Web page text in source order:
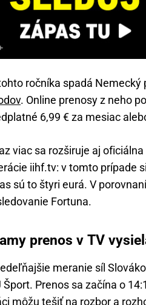
ročníka spadá
. Online prenosy z neho
6,99 € za mesiac
viac sa rozširuje aj
iihf.tv: v tomto prípade
sú to štyri eurá. V
Fortuna.
prenos v TV
meranie síl
Šport. Prenos sa začína o
môžu tešiť na rozbor a